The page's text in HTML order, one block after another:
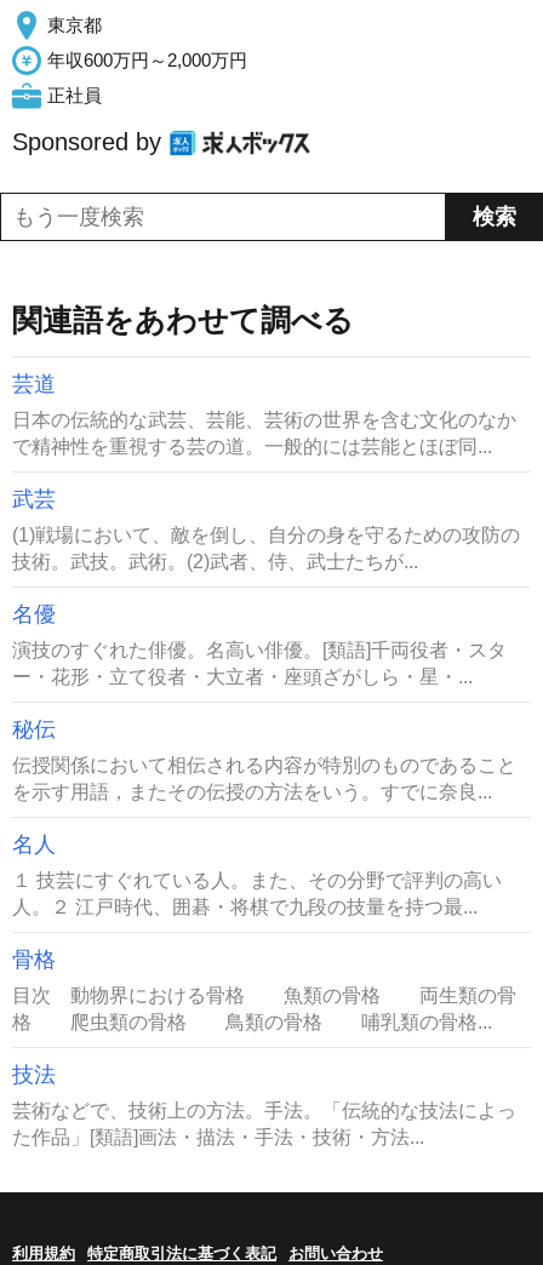
東京都
年収600万円～2,000万円
正社員
Sponsored by
関連語をあわせて調べる
芸道
日本の伝統的な武芸、芸能、芸術の世界を含む文化のなか
で精神性を重視する芸の道。一般的には芸能とほぼ同...
武芸
(1)戦場において、敵を倒し、自分の身を守るための攻防の
技術。武技。武術。(2)武者、侍、武士たちが...
名優
演技のすぐれた俳優。名高い俳優。[類語]千両役者・スタ
ー・花形・立て役者・大立者・座頭ざがしら・星・...
秘伝
伝授関係において相伝される内容が特別のものであること
を示す用語，またその伝授の方法をいう。すでに奈良...
名人
１ 技芸にすぐれている人。また、その分野で評判の高い
人。２ 江戸時代、囲碁・将棋で九段の技量を持つ最...
骨格
目次 動物界における骨格 魚類の骨格 両生類の骨
格 爬虫類の骨格 鳥類の骨格 哺乳類の骨格...
技法
芸術などで、技術上の方法。手法。「伝統的な技法によっ
た作品」[類語]画法・描法・手法・技術・方法...
利用規約 特定商取引法に基づく表記 お問い合わせ